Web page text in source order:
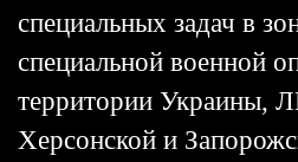
специальных задач в
специальной военной
территории Украины,
Херсонской и